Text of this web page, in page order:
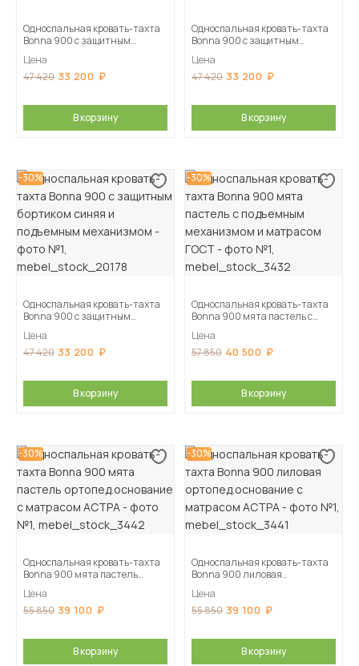
Односпальная кровать-тахта
Bonna 900 с защитным
механизмом
Цена
47 420 33 200
В корзину
Односпальная кровать-тахта
Bonna 900 с защитным
механизмом
Цена
47 420 33 200
В корзину
-30%
Односпальная кровать-тахта
Bonna 900 с защитным
механизмом
Цена
47 420 33 200
В корзину
-30%
Односпальная кровать-тахта
Bonna 900 мята пастель с
матрасом ГОСТ
Цена
57 850 40 500
В корзину
-30%
Односпальная кровать-тахта
Bonna 900 мята пастель
АСТРА
Цена
55 850 39 100
В корзину
-30%
Односпальная кровать-тахта
Bonna 900 лиловая
АСТРА
Цена
55 850 39 100
В корзину